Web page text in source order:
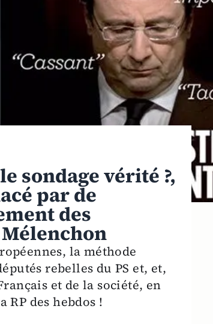
sondage vérité ?,
par de
des
la méthode
rebelles du PS et, et,
et de la société, en
RP des hebdos !